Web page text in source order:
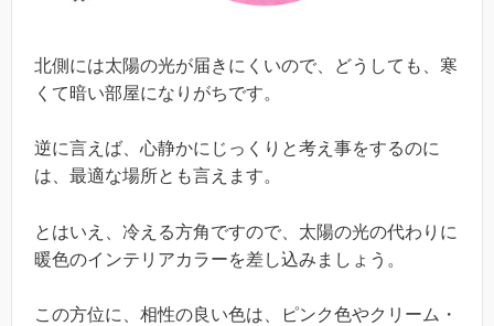
北側には太陽の光が届きにくいので、どうしても、寒
くて暗い部屋になりがちです。
逆に言えば、心静かにじっくりと考え事をするのに
は、最適な場所とも言えます。
とはいえ、冷える方角ですので、太陽の光の代わりに
暖色のインテリアカラーを差し込みましょう。
この方位に、相性の良い色は、ピンク色やクリーム・